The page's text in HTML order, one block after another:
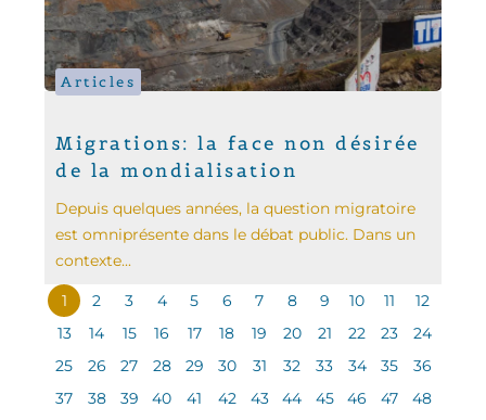
Articles
Migrations: la face non désirée
de la mondialisation
Depuis quelques années, la question migratoire
est omniprésente dans le débat public. Dans un
contexte...
1 2 3 4 5 6 7 8 9 10 11
12
13
14 15 16 17 18 19 20 21 22 23
24
25
26 27 28 29 30 31 32 33 34 35
36
37
38 39 40 41 42 43 44 45 46 47
48